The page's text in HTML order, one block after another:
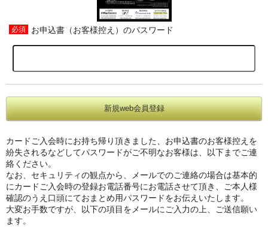
お申込書（お客様控え）のパスワード
カードご入会時にお持ち帰り頂きました、お申込書のお客様控えを
紛失されるなどしてパスワードがご不明なお客様は、以下までご連
絡ください。
なお、セキュリティの観点から、メールでのご連絡の場合は基本的
にカードご入会時の登録お電話番号にお電話させて頂き、ご本人様
確認のうえ口頭にておまとめ用パスワードをお伝えいたします。
大変お手数ですが、以下の項目をメールにご入力の上、ご送信願い
ます。